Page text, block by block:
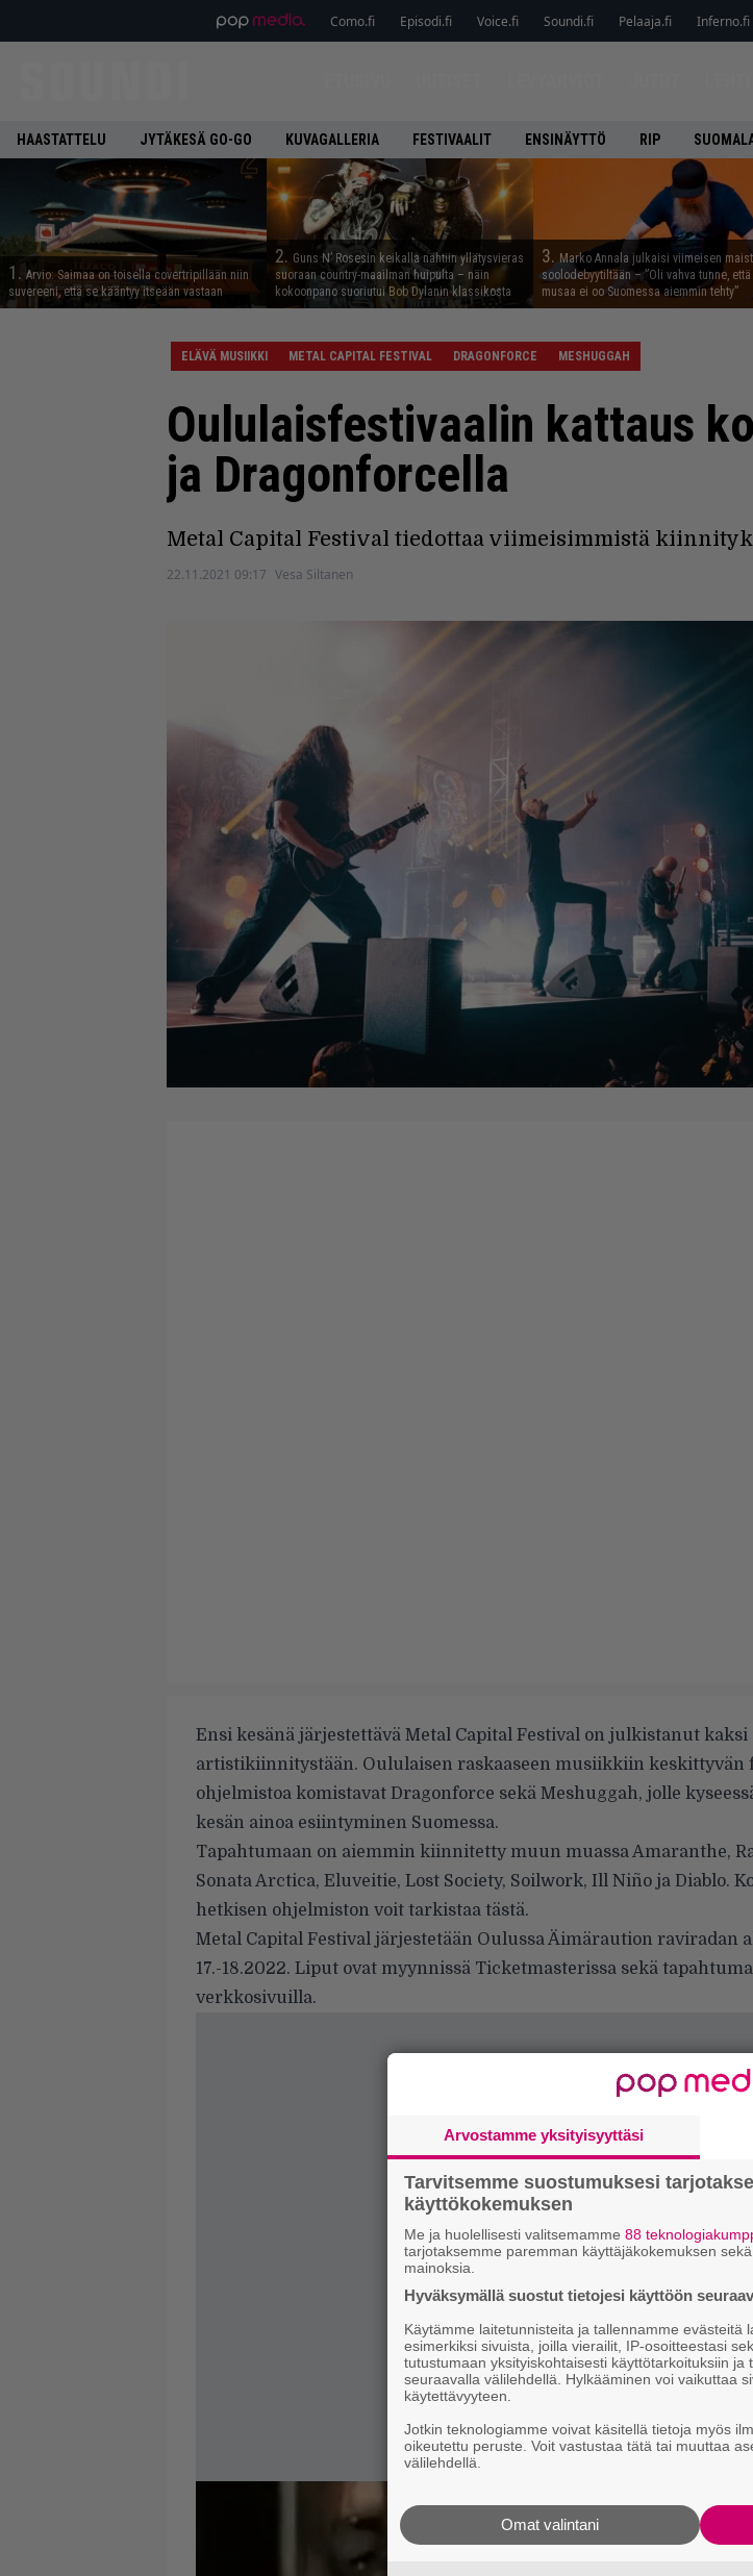
Como.fi Episodi.fi Voice.fi Soundi.fi Pelaaja.fi Inferno.fi
HAASTATTELU JYTÄKESÄ GO-GO KUVAGALLERIA FESTIVAALIT ENSINÄYTTÖ RIP
1. Arvio: Saimaa on toisella covertripillään niin
suvereeni, että se kääntyy itseään vastaan
2. Guns N’ Rosesin keikalla nähtiin yllätysvieras
suoraan country-maailman huipulta – näin
kokoonpano suoriutui Bob Dylanin klassikosta
3. Marko Annala julkaisi viimeisen
soolodebyytiltään – ”Oli vahva tunne,
musaa ei oo Suomessa aiemmin tehty”
ELÄVÄ MUSIIKKI METAL CAPITAL FESTIVAL DRAGONFORCE MESHUGGAH
Oululaisfestivaalin kattaus
ja Dragonforcella
Metal Capital Festival tiedottaa viimeisimmistä
22.11.2021 09:17 Vesa Siltanen
Ensi kesänä järjestettävä Metal Capital Festival on julkistanut
artistikiinnitystään. Oululaisen raskaaseen musiikkiin keskittyvän
ohjelmistoa komistavat Dragonforce sekä Meshuggah, jolle
kesän ainoa esiintyminen Suomessa.
Tapahtumaan on aiemmin kiinnitetty muun muassa Amaranthe,
Sonata Arctica, Eluveitie, Lost Society, Soilwork, Ill Niño ja Diablo.
hetkisen ohjelmiston voit tarkistaa tästä.
Metal Capital Festival järjestetään Oulussa Äimäraution raviradan
17.-18.2022. Liput ovat myynnissä Ticketmasterissa sekä
verkkosivuilla.
Arvostamme yksityisyyttäsi
Tarvitsemme suostumuksesi
käyttökokemuksen
Me ja huolellisesti valitsemamme 88
tarjotaksemme paremman käyttäjäkokemuksen
mainoksia.
Hyväksymällä suostut tietojesi käyttöön
Käytämme laitetunnisteita ja tallennamme evästeitä
esimerkiksi sivuista, joilla vierailit, IP-osoitteestasi
tutustumaan yksityiskohtaisesti käyttötarkoituksiin ja
seuraavalla välilehdellä. Hylkääminen voi vaikuttaa
käytettävyyteen.
Jotkin teknologiamme voivat käsitellä tietoja myös
oikeutettu peruste. Voit vastustaa tätä tai muuttaa
välilehdellä.
Omat valintani